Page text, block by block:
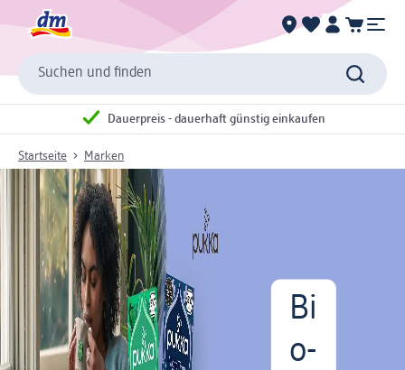
Suchen und finden
Dauerpreis - dauerhaft günstig einkaufen
Startseite Marken
Bi
o-